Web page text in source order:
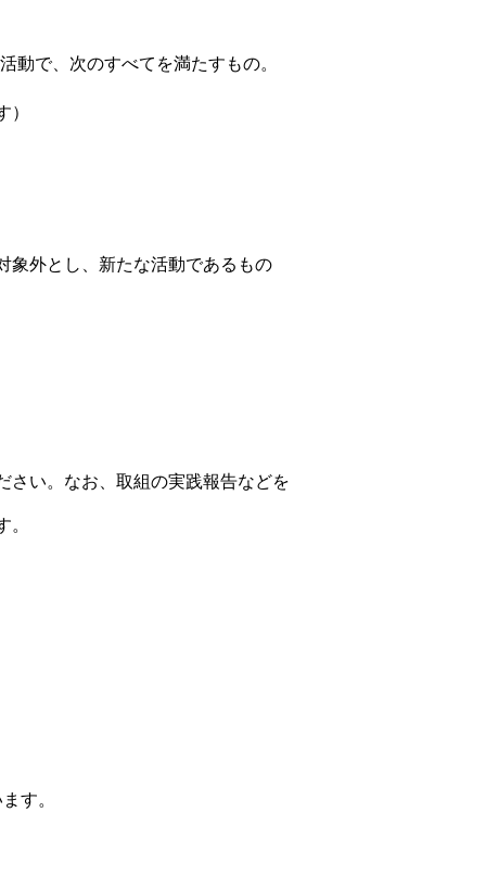
動で、次のすべてを満たすもの。
象外とし、新たな活動であるもの
さい。なお、取組の実践報告などを
す。